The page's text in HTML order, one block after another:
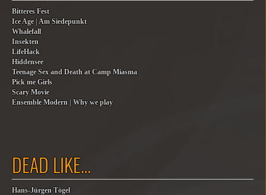
Bitteres Fest
Ice Age | Am Siedepunkt
Whalefall
Insekten
LifeHack
Hiddensee
Teenage Sex and Death at Camp Miasma
Pick me Girls
Scary Movie
Ensemble Modern | Why we play
DEAD LIKE…
Hans-Jürgen Tögel